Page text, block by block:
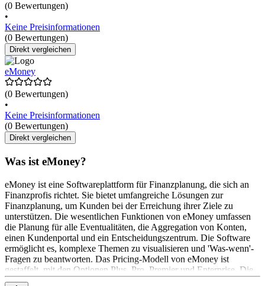
(0 Bewertungen)
•
Keine Preisinformationen
(0 Bewertungen)
Direkt vergleichen
eMoney
(0 Bewertungen)
•
Keine Preisinformationen
(0 Bewertungen)
Direkt vergleichen
Was ist eMoney?
eMoney ist eine Softwareplattform für Finanzplanung, die sich an
Finanzprofis richtet. Sie bietet umfangreiche Lösungen zur
Finanzplanung, um Kunden bei der Erreichung ihrer Ziele zu
unterstützen. Die wesentlichen Funktionen von eMoney umfassen
die Planung für alle Eventualitäten, die Aggregation von Konten,
einen Kundenportal und ein Entscheidungszentrum. Die Software
ermöglicht es, komplexe Themen zu visualisieren und 'Was-wenn'-
Fragen zu beantworten. Das Pricing-Modell von eMoney ist
gestaffelt, mit den Optionen Plus, Pro, Premier und Enterprise. Die
genauen Preise sind auf Anfrage erhältlich.